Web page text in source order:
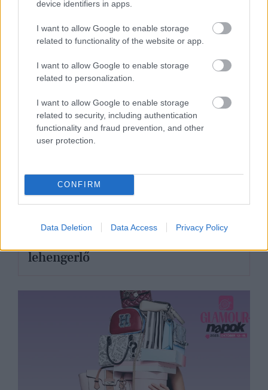
device identifiers in apps.
I want to allow Google to enable storage
related to functionality of the website or app.
I want to allow Google to enable storage
related to personalization.
I want to allow Google to enable storage
related to security, including authentication
functionality and fraud prevention, and other
user protection.
CONFIRM
Data Deletion Data Access Privacy Policy
lehengerlő